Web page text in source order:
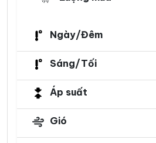
Ngày/Đêm
Sáng/Tối
Áp suất
Gió